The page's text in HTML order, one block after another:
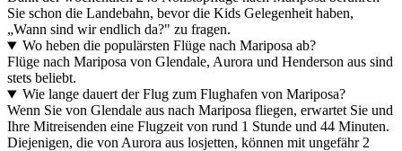
Sie schon die Landebahn, bevor die Kids Gelegenheit haben,
„Wann sind wir endlich da?" zu fragen.
Wo heben die populärsten Flüge nach Mariposa ab?
Flüge nach Mariposa von Glendale, Aurora und Henderson aus sind
stets beliebt.
Wie lange dauert der Flug zum Flughafen von Mariposa?
Wenn Sie von Glendale aus nach Mariposa fliegen, erwartet Sie und
Ihre Mitreisenden eine Flugzeit von rund 1 Stunde und 44 Minuten.
Diejenigen, die von Aurora aus losjetten, können mit ungefähr 2